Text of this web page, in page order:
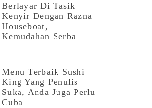
Berlayar Di Tasik
Kenyir Dengan Razna
Houseboat,
Kemudahan Serba
Menu Terbaik Sushi
King Yang Penulis
Suka, Anda Juga Perlu
Cuba